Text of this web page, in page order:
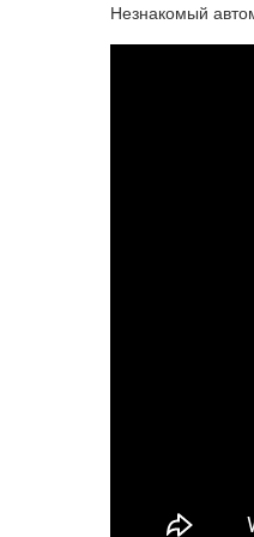
Незнакомый